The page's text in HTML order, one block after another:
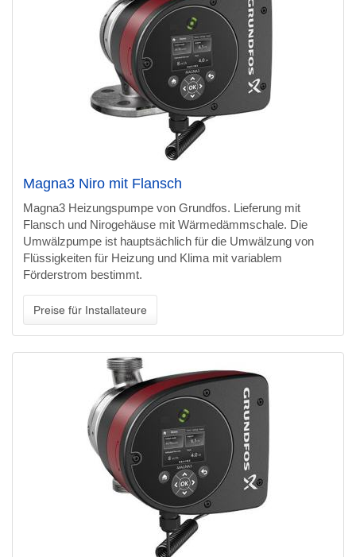
Magna3 Niro mit Flansch
Magna3 Heizungspumpe von Grundfos. Lieferung mit
Flansch und Nirogehäuse mit Wärmedämmschale. Die
Umwälzpumpe ist hauptsächlich für die Umwälzung von
Flüssigkeiten für Heizung und Klima mit variablem
Förderstrom bestimmt.
Preise für Installateure